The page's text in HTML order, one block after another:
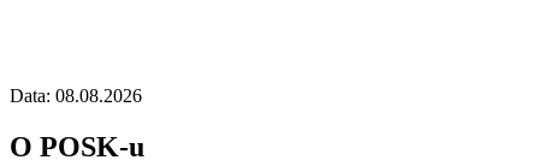
Data: 08.08.2026
O POSK-u